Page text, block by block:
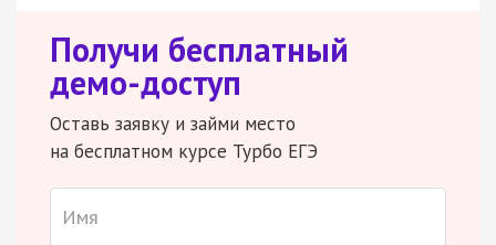
Получи бесплатный
демо-доступ
Оставь заявку и займи место
на бесплатном курсе Турбо ЕГЭ